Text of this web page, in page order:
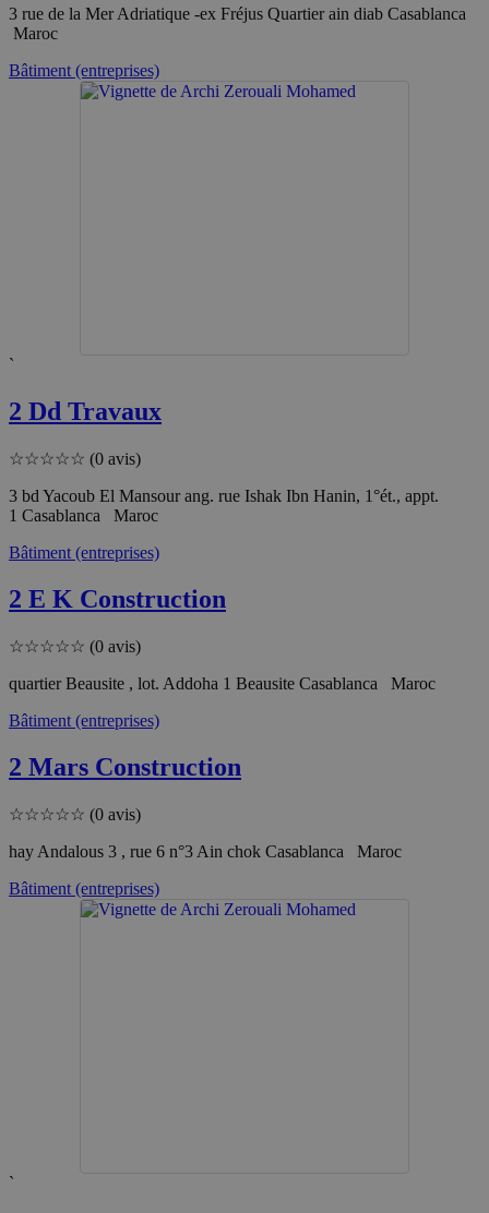
3 rue de la Mer Adriatique -ex Fréjus Quartier ain diab Casablanca
Maroc
Bâtiment (entreprises)
`
2 Dd Travaux
☆☆☆☆☆ (0 avis)
3 bd Yacoub El Mansour ang. rue Ishak Ibn Hanin, 1°ét., appt.
1 Casablanca Maroc
Bâtiment (entreprises)
2 E K Construction
☆☆☆☆☆ (0 avis)
quartier Beausite , lot. Addoha 1 Beausite Casablanca Maroc
Bâtiment (entreprises)
2 Mars Construction
☆☆☆☆☆ (0 avis)
hay Andalous 3 , rue 6 n°3 Ain chok Casablanca Maroc
Bâtiment (entreprises)
`